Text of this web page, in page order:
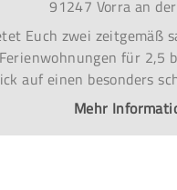
91247 Vorra an
Euch zwei zeitgemäß
für 2,5
auf einen besonders
Mehr